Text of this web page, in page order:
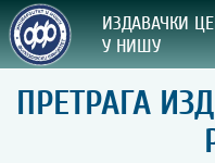
ИЗДАВАЧКИ
У НИШУ
СВА
ВРСТА
ПРЕТРАГА